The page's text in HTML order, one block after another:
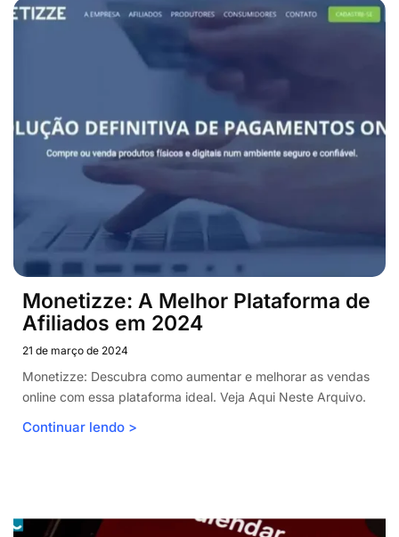
Monetizze: A Melhor Plataforma de
Afiliados em 2024
21 de março de 2024
Monetizze: Descubra como aumentar e melhorar as vendas
online com essa plataforma ideal. Veja Aqui Neste Arquivo.
Continuar lendo >